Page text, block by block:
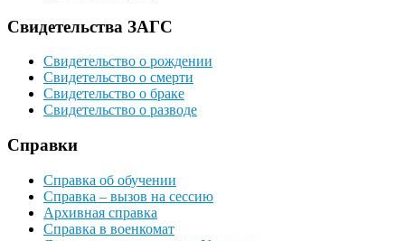
Свидетельства ЗАГС
Свидетельство о рождении
Свидетельство о смерти
Свидетельство о браке
Свидетельство о разводе
Справки
Справка об обучении
Справка – вызов на сессию
Архивная справка
Справка в военкомат